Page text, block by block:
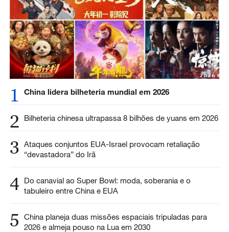
1 China lidera bilheteria mundial em 2026
2 Bilheteria chinesa ultrapassa 8 bilhões de yuans em 2026
3 Ataques conjuntos EUA-Israel provocam retaliação
“devastadora” do Irã
4 Do canavial ao Super Bowl: moda, soberania e o
tabuleiro entre China e EUA
5
China planeja duas missões espaciais tripuladas para
2026 e almeja pouso na Lua em 2030